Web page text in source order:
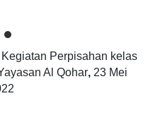
Perpisahan kelas
Al Qohar, 23 Mei